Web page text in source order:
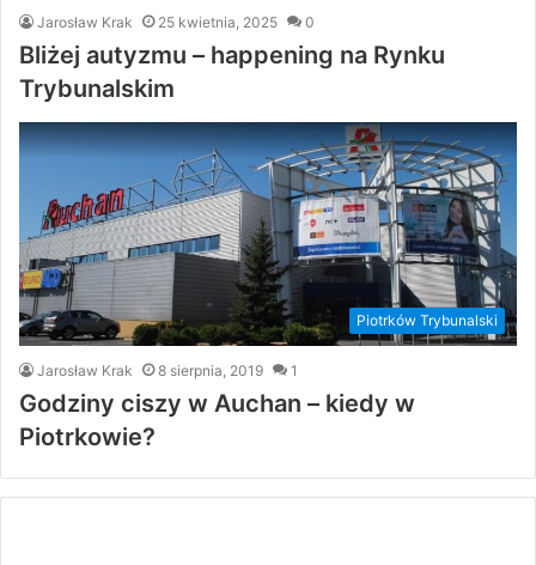
Jarosław Krak 25 kwietnia, 2025 0
Bliżej autyzmu – happening na Rynku
Trybunalskim
Piotrków Trybunalski
Jarosław Krak 8 sierpnia, 2019 1
Godziny ciszy w Auchan – kiedy w
Piotrkowie?